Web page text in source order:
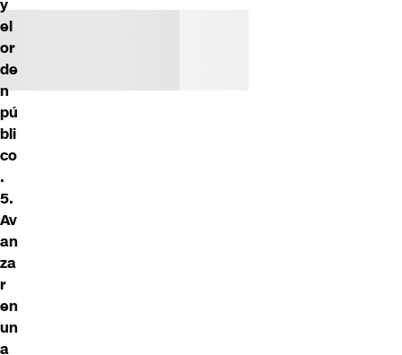
y
el
or
de
n
pú
bli
co
.
5.
Av
an
za
r
en
un
a